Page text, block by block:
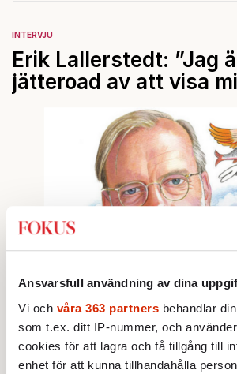
Ansvarsfull användning av dina
Vi och våra 363 partners behandlar
som t.ex. ditt IP-nummer, och
cookies för att lagra och få tillgång till
enhet för att kunna tillhandahålla
INTERVJU
Erik Lallerstedt: ”Jag
jätteroad av att visa
Bjud någon på
Text: Kurt Mälarstedt
Publicerad